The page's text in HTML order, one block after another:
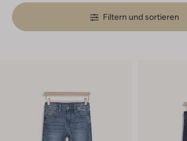
Filtern und sortieren